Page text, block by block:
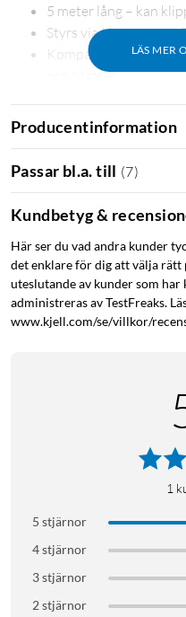
LÄS MER
5 meter lång – kan
Styrs via Hue-appen,
Kompatibel med
och Matter
RGBIC-tekniken visar flera
bakom TV-bänken, under
indirekt belysning som
steglöst mellan varmt
Det mjuka silikonbandet
klippas till exakt rätt längd.
Smart styrning i Hue-
Styr ljusstyrka, färg och
Bluetooth. Med en Hue
scheman, automatiseringar
Producentinformation
Passar bl.a. till (7)
Kundbetyg &
Här ser du vad andra kunder
det enklare för dig att välja rätt
uteslutande av kunder som
administreras av TestFreaks.
www.kjell.com/se/villkor/
1
5 stjärnor
4 stjärnor
3 stjärnor
2 stjärnor